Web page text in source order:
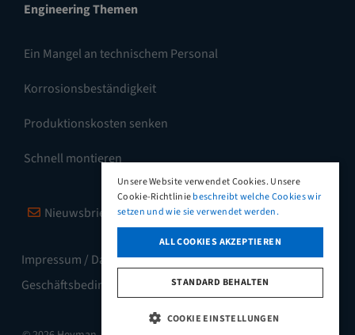
Engineering Themen
Ein Mangel an technischem Personal
Korrosionsbeständigkeit
Produktionskosten senken
Schnell montieren
Impressum / Datenschutz Allgemeine
Geschäftsbedingungen
Nieuwsbrief Vimeo LinkedIn
Unsere Website verwendet Cookies. Unsere
Cookie-Richtliniebeschreibt welche Cookies wir
setzen und wie sie verwendet werden.
ALL COOKIES AKZEPTIEREN
STANDARD BEHALTEN
COOKIE EINSTELLUNGEN